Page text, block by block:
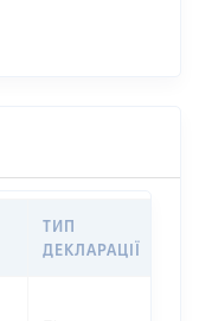
ТИП
ДЕКЛАРАЦІЇ